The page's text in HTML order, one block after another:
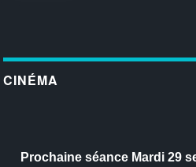
CINÉMA
Prochaine séanceMardi 29